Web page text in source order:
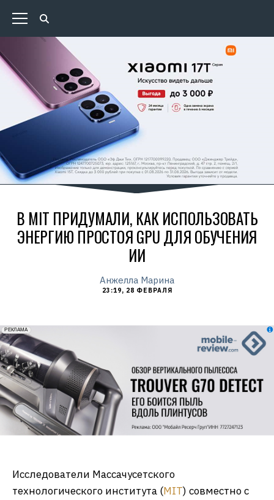
В MIT ПРИДУМАЛИ, КАК ИСПОЛЬЗОВАТЬ
ЭНЕРГИЮ ПРОСТОЯ GPU ДЛЯ ОБУЧЕНИЯ
ИИ
Анжелла Марина
23:19, 28 ФЕВРАЛЯ
erid: 2VfnxxmNzs5
РЕКЛАМА
Исследователи Массачусетского
технологического института (MIT) совместно с